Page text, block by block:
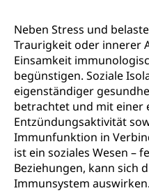
Neben Stress und
Traurigkeit oder innerer
Einsamkeit
begünstigen. Soziale
eigenständiger
betrachtet und mit einer
Entzündungsaktivität
Immunfunktion in
ist ein soziales Wesen –
Beziehungen, kann sich
Immunsystem